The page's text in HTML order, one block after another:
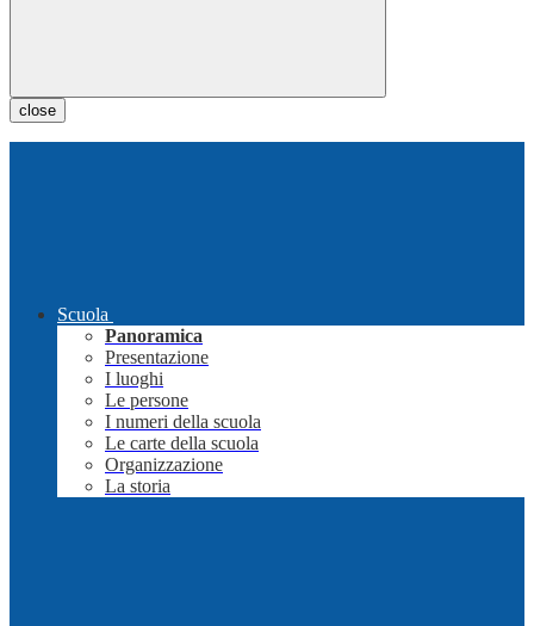
close
Scuola
Panoramica
Presentazione
I luoghi
Le persone
I numeri della scuola
Le carte della scuola
Organizzazione
La storia